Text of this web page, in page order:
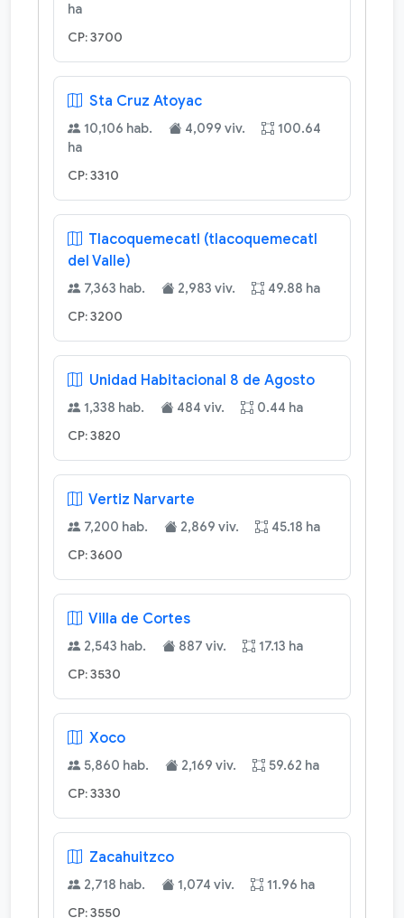
ha
CP: 3700
Sta Cruz Atoyac
10,106 hab. 4,099 viv.
100.64
ha
CP: 3310
Tlacoquemecatl (tlacoquemecatl
del Valle)
7,363 hab. 2,983 viv. 49.88 ha
CP: 3200
Unidad Habitacional 8 de Agosto
1,338 hab. 484 viv. 0.44 ha
CP: 3820
Vertiz Narvarte
7,200 hab. 2,869 viv. 45.18 ha
CP: 3600
Villa de Cortes
2,543 hab. 887 viv. 17.13 ha
CP: 3530
Xoco
5,860 hab. 2,169 viv. 59.62 ha
CP: 3330
Zacahuitzco
2,718 hab. 1,074 viv. 11.96 ha
CP: 3550